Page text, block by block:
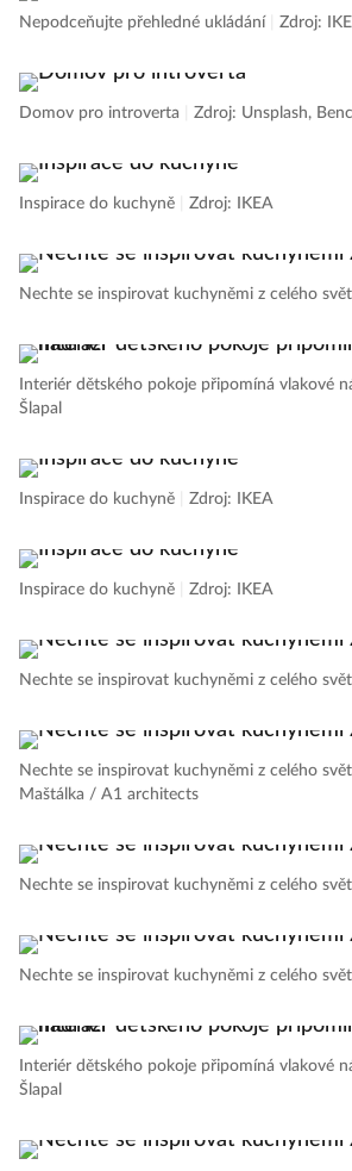
Nepodceňujte přehledné ukládání Zdroj:
Domov pro introverta Zdroj: Unsplash,
Inspirace do kuchyně Zdroj: IKEA
Nechte se inspirovat kuchyněmi z celého
Interiér dětského pokoje připomíná vlakové
Šlapal
Inspirace do kuchyně Zdroj: IKEA
Inspirace do kuchyně Zdroj: IKEA
Nechte se inspirovat kuchyněmi z celého
Nechte se inspirovat kuchyněmi z celého
Maštálka / A1 architects
Nechte se inspirovat kuchyněmi z celého
Nechte se inspirovat kuchyněmi z celého
Interiér dětského pokoje připomíná vlakové
Šlapal